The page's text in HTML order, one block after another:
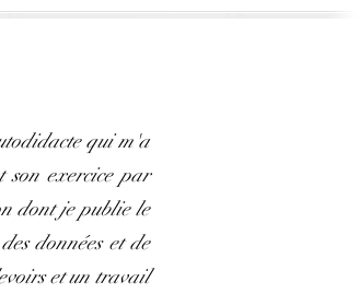
qui m'a
exercice par
dont je publie le
données et de
et un travail